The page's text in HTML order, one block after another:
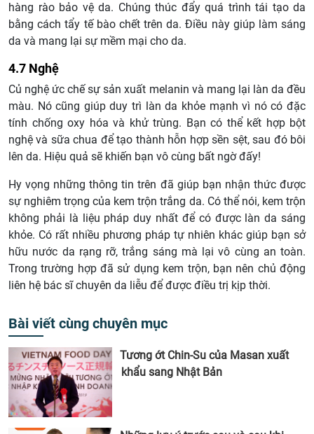
hàng rào bảo vệ da. Chúng thúc đẩy quá trình tái tạo da
bằng cách tẩy tế bào chết trên da. Điều này giúp làm sáng
da và mang lại sự mềm mại cho da.
4.7 Nghệ
Củ nghệ ức chế sự sản xuất melanin và mang lại làn da đều
màu. Nó cũng giúp duy trì làn da khỏe mạnh vì nó có đặc
tính chống oxy hóa và khử trùng. Bạn có thể kết hợp bột
nghệ và sữa chua để tạo thành hỗn hợp sền sệt, sau đó bôi
lên da. Hiệu quả sẽ khiến bạn vô cùng bất ngờ đấy!
Hy vọng những thông tin trên đã giúp bạn nhận thức được
sự nghiêm trọng của kem trộn trắng da. Có thể nói, kem trộn
không phải là liệu pháp duy nhất để có được làn da sáng
khỏe. Có rất nhiều phương pháp tự nhiên khác giúp bạn sở
hữu nước da rạng rỡ, trắng sáng mà lại vô cùng an toàn.
Trong trường hợp đã sử dụng kem trộn, bạn nên chủ động
liên hệ bác sĩ chuyên da liễu để được điều trị kịp thời.
Bài viết cùng chuyên mục
Tương ớt Chin-Su của Masan xuất
khẩu sang Nhật Bản